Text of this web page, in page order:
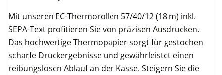
Mit unseren EC-Thermorollen 57/40/12 (18 m) inkl.
SEPA-Text profitieren Sie von präzisen Ausdrucken.
Das hochwertige Thermopapier sorgt für gestochen
scharfe Druckergebnisse und gewährleistet einen
reibungslosen Ablauf an der Kasse. Steigern Sie die